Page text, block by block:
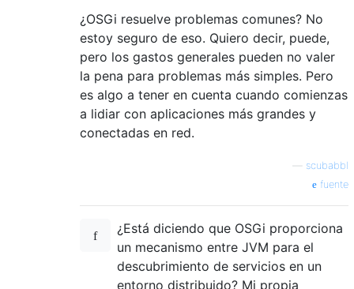
¿OSGi resuelve problemas comunes? No
estoy seguro de eso. Quiero decir, puede,
pero los gastos generales pueden no valer
la pena para problemas más simples. Pero
es algo a tener en cuenta cuando comienzas
a lidiar con aplicaciones más grandes y
conectadas en red.
scubabbl
fuente
¿Está diciendo que OSGi proporciona
un mecanismo entre JVM para el
descubrimiento de servicios en un
entorno distribuido? Mi propia